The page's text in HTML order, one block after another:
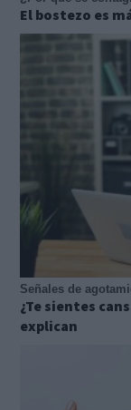
El bostezo es
Señales de
¿Te sientes
explican